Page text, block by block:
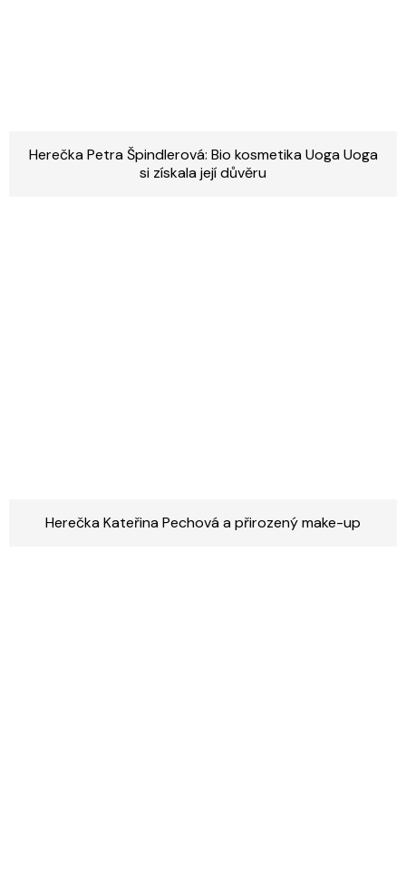
Herečka Petra Špindlerová: Bio kosmetika Uoga Uoga
si získala její důvěru
Herečka Kateřina Pechová a přirozený make-up